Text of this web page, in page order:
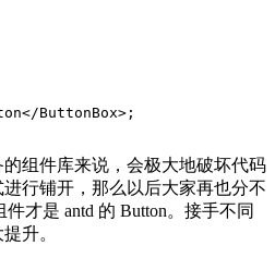
</ButtonBox> ;
组件库来说，会极大地破坏代码
行铺开，那么以后大家再也分不
才是 antd 的 Button。接手不同
升。